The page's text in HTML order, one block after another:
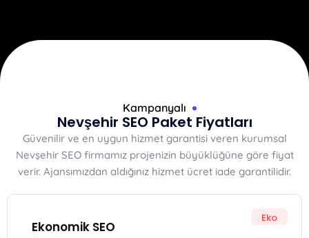
Kampanyalı
Nevşehir SEO Paket Fiyatları
Güvenilir ve en uygun hizmet garantisi veren kurumsal
Nevşehir SEO firmamız projenizin büyüklüğüne göre fiyat
verir. Ajansımızdan aldığınız hizmet ücret iade garantilidir.
Ekonomik SEO
Eko